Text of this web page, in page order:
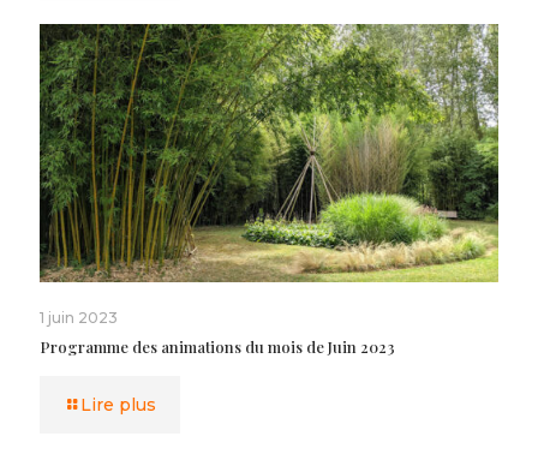
1 juin 2023
Programme des animations du mois de Juin 2023
Lire plus